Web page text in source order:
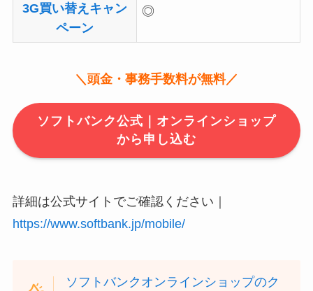
3G買い替えキャン
ペーン
◎
＼頭金・事務手数料が無料／
ソフトバンク公式｜オンラインショップ
から申し込む
詳細は公式サイトでご確認ください｜
https://www.softbank.jp/mobile/
ソフトバンクオンラインショップのク